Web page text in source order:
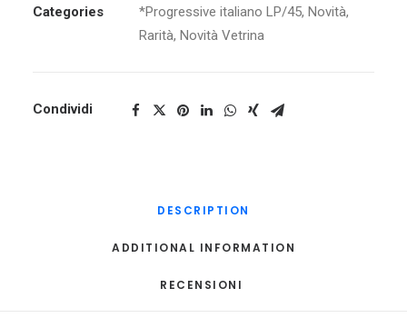
quantity
Categories *Progressive italiano LP/45, Novità,
Rarità, Novità Vetrina
Condividi
DESCRIPTION
ADDITIONAL INFORMATION
RECENSIONI